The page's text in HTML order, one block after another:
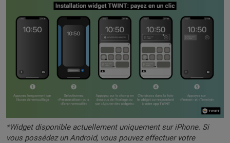
*Widget disponible actuellement uniquement sur iPhone. Si
vous possédez un Android, vous pouvez effectuer votre